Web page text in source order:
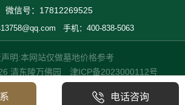
微信号：17812269525
手机：400-838-5063
明:本网站仅做墓地价格参考
清东陵万佛园 津ICP备2023000112号
电话咨询